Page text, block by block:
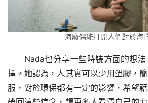
海廢偶能打開人們對於海
Nada也分享一些時裝方面的想
擇。她認為，人其實可以少用塑膠，
服，對於環保都有一定的影響，希望